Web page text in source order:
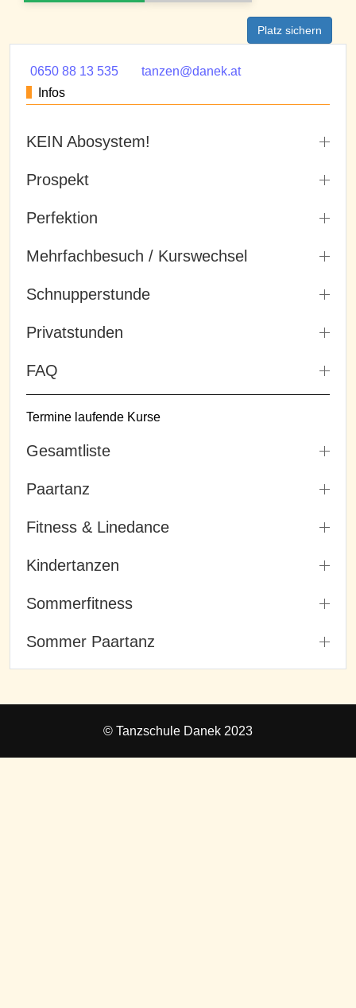
Platz sichern
0650 88 13 535
tanzen@danek.at
Infos
KEIN Abosystem!
Prospekt
Perfektion
Mehrfachbesuch / Kurswechsel
Schnupperstunde
Privatstunden
FAQ
Termine laufende Kurse
Gesamtliste
Paartanz
Fitness & Linedance
Kindertanzen
Sommerfitness
Sommer Paartanz
© Tanzschule Danek 2023